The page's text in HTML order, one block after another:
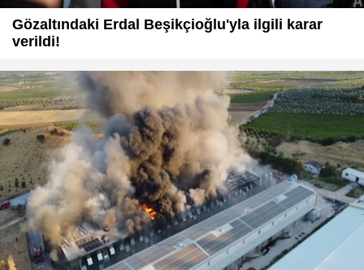
Gözaltındaki Erdal Beşikçioğlu'yla ilgili karar
verildi!